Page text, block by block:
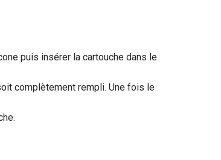
puis insérer la cartouche dans le
complètement rempli. Une fois le